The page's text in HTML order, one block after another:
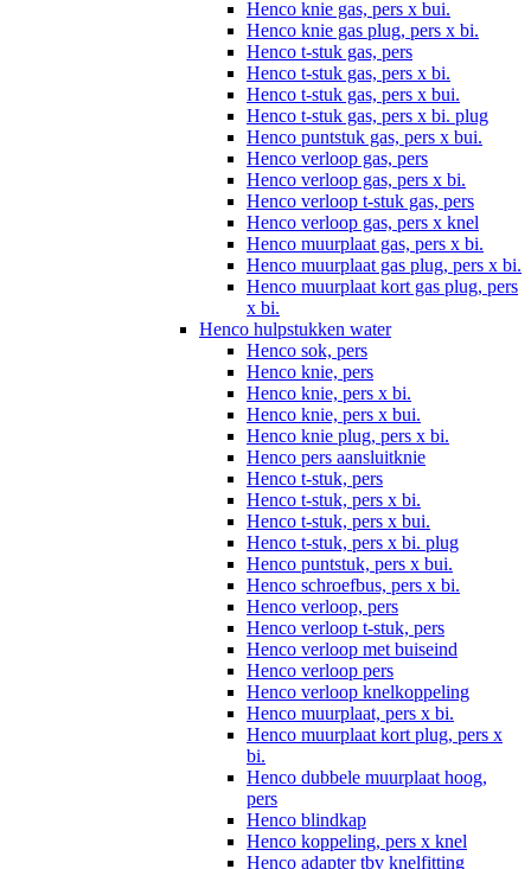
Henco knie gas, pers x bui.
Henco knie gas plug, pers x bi.
Henco t-stuk gas, pers
Henco t-stuk gas, pers x bi.
Henco t-stuk gas, pers x bui.
Henco t-stuk gas, pers x bi. plug
Henco puntstuk gas, pers x bui.
Henco verloop gas, pers
Henco verloop gas, pers x bi.
Henco verloop t-stuk gas, pers
Henco verloop gas, pers x knel
Henco muurplaat gas, pers x bi.
Henco muurplaat gas plug, pers x bi.
Henco muurplaat kort gas plug, pers
x bi.
Henco hulpstukken water
Henco sok, pers
Henco knie, pers
Henco knie, pers x bi.
Henco knie, pers x bui.
Henco knie plug, pers x bi.
Henco pers aansluitknie
Henco t-stuk, pers
Henco t-stuk, pers x bi.
Henco t-stuk, pers x bui.
Henco t-stuk, pers x bi. plug
Henco puntstuk, pers x bui.
Henco schroefbus, pers x bi.
Henco verloop, pers
Henco verloop t-stuk, pers
Henco verloop met buiseind
Henco verloop pers
Henco verloop knelkoppeling
Henco muurplaat, pers x bi.
Henco muurplaat kort plug, pers x
bi.
Henco dubbele muurplaat hoog,
pers
Henco blindkap
Henco koppeling, pers x knel
Henco adapter tbv knelfitting